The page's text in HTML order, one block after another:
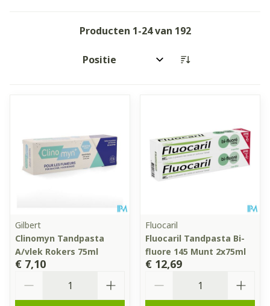
Producten 1-24van 192
Sorteer op:
Gilbert
Clinomyn Tandpasta
A/vlek Rokers 75ml
€ 7,10
Fluocaril
Fluocaril Tandpasta Bi-
fluore 145 Munt 2x75ml
€ 12,69